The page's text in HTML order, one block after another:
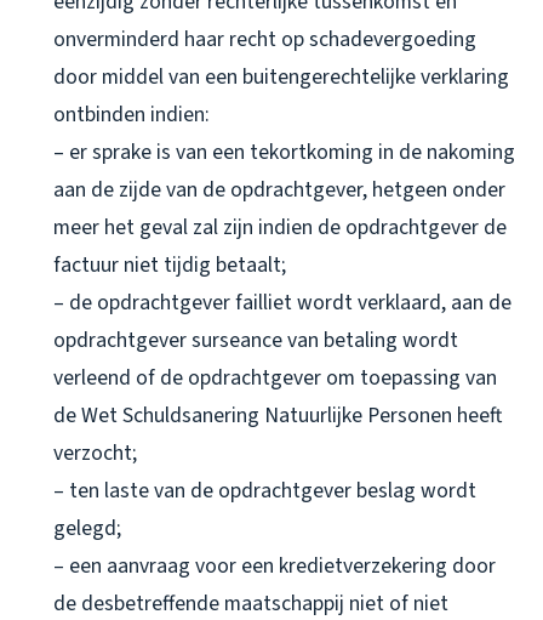
onverminderd haar recht op schadevergoeding
door middel van een buitengerechtelijke verklaring
ontbinden indien:
– er sprake is van een tekortkoming in de nakoming
aan de zijde van de opdrachtgever, hetgeen onder
meer het geval zal zijn indien de opdrachtgever de
factuur niet tijdig betaalt;
– de opdrachtgever failliet wordt verklaard, aan de
opdrachtgever surseance van betaling wordt
verleend of de opdrachtgever om toepassing van
de Wet Schuldsanering Natuurlijke Personen heeft
verzocht;
– ten laste van de opdrachtgever beslag wordt
gelegd;
– een aanvraag voor een kredietverzekering door
de desbetreffende maatschappij niet of niet